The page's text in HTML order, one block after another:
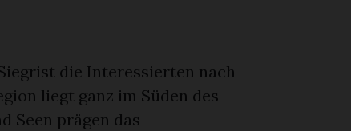
die Interessierten nach
liegt ganz im Süden des
Seen prägen das